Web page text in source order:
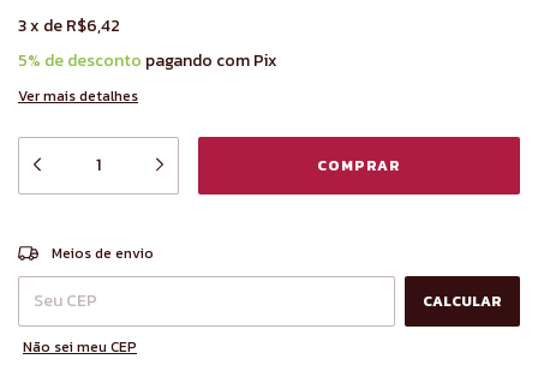
3x deR$6,42
5% de desconto pagando com Pix
Ver mais detalhes
Entregas para o CEP:
Meios de envio
CALCULAR
Não sei meu CEP